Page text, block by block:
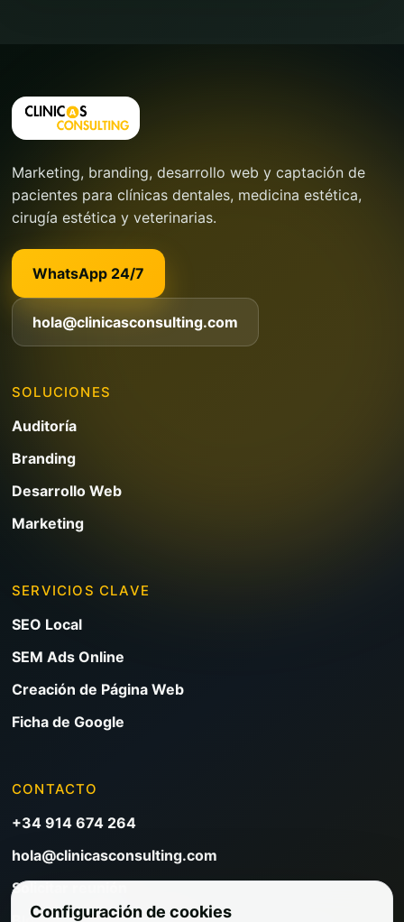
Marketing, branding, desarrollo web y captación de
pacientes para clínicas dentales, medicina estética,
cirugía estética y veterinarias.
WhatsApp 24/7
hola@clinicasconsulting.com
SOLUCIONES
Auditoría
Branding
Desarrollo Web
Marketing
SERVICIOS CLAVE
SEO Local
SEM Ads Online
Creación de Página Web
Ficha de Google
CONTACTO
+34 914 674 264
hola@clinicasconsulting.com
Solicitar reunión
Configuración de cookies